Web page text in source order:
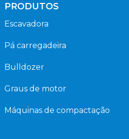
PRODUTOS
Escavadora
Pá carregadeira
Bulldozer
Graus de motor
Máquinas de compactação